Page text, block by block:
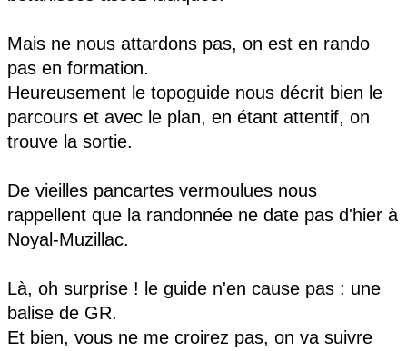
Mais ne nous attardons pas, on est en rando
pas en formation.
Heureusement le topoguide nous décrit bien le
parcours et avec le plan, en étant attentif, on
trouve la sortie.
De vieilles pancartes vermoulues nous
rappellent que la randonnée ne date pas d'hier à
Noyal-Muzillac.
Là, oh surprise ! le guide n'en cause pas : une
balise de GR.
Et bien, vous ne me croirez pas, on va suivre